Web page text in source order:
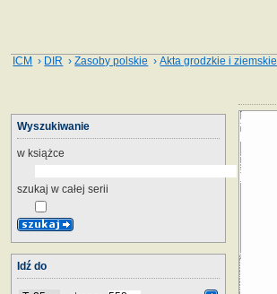
ICM › DIR ›Zasoby polskie ›Akta grodzkie i ziemskie
Wyszukiwanie
w książce
szukaj w całej serii
Idź do